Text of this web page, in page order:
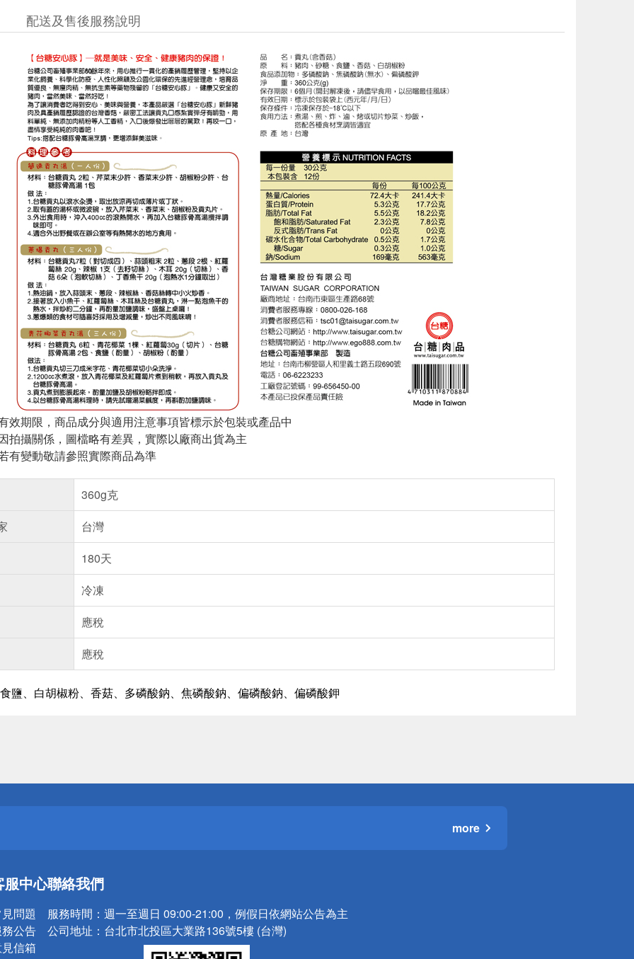
配送及售後服務說明
效期限，商品成分與適用注意事項皆標示於包裝或產品中
拍攝關係，圖檔略有差異，實際以廠商出貨為主
有變動敬請參照實際商品為準
360g克
台灣
180天
冷凍
應稅
應稅
鹽、白胡椒粉、香菇、多磷酸鈉、焦磷酸鈉、偏磷酸鈉、偏磷酸鉀
小心！
小心！
more
服中心
問題
公告
信箱
聯絡我們
服務時間： 週一至週日 09:00-21:00，例假日依網站公告為主
公司地址： 台北市北投區大業路136號5樓 (台灣)